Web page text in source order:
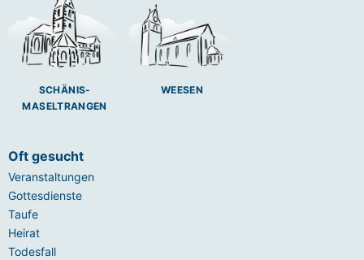
SCHÄNIS-
MASELTRANGEN
WEESEN
Oft gesucht
Veranstaltungen
Gottesdienste
Taufe
Heirat
Todesfall